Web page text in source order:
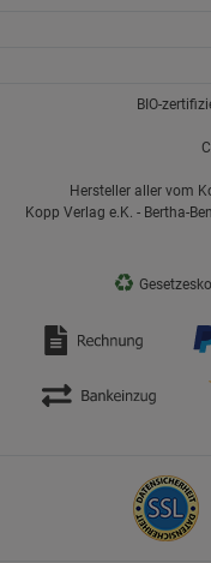
BIO-
Hersteller aller vom
Kopp Verlag e.K. - Bertha-
♻